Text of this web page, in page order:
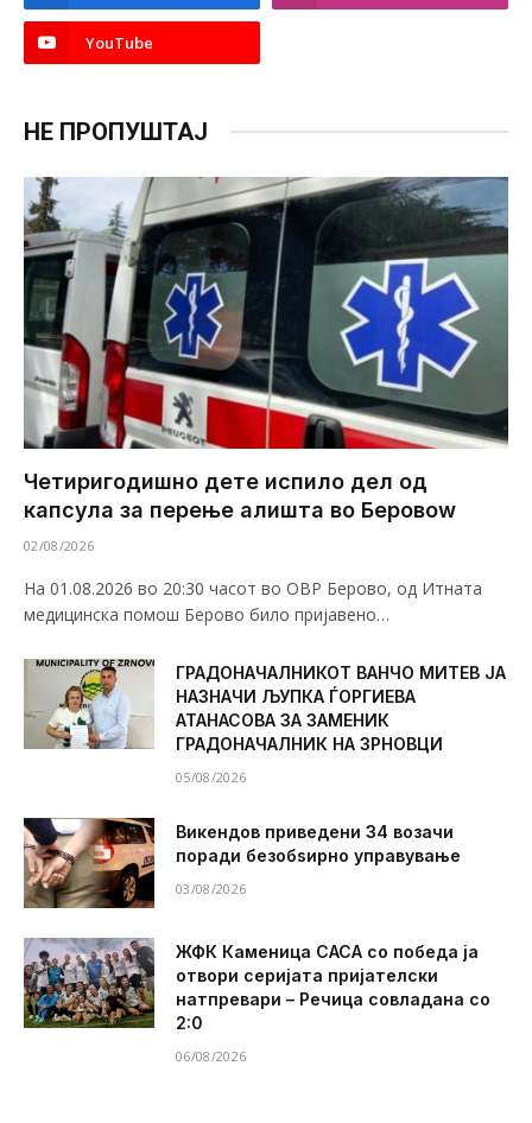
YouTube
НЕ ПРОПУШТАЈ
Четиригодишно дете испило дел од
капсула за перење алишта во Беровоw
02/08/2026
На 01.08.2026 во 20:30 часот во ОВР Берово, од Итната
медицинска помош Берово било пријавено…
ГРАДОНАЧАЛНИКОТ ВАНЧО МИТЕВ ЈА
НАЗНАЧИ ЉУПКА ЃОРГИЕВА
АТАНАСОВА ЗА ЗАМЕНИК
ГРАДОНАЧАЛНИК НА ЗРНОВЦИ
05/08/2026
Викендов приведени 34 возачи
поради безобѕирно управување
03/08/2026
ЖФК Каменица САСА со победа ја
отвори серијата пријателски
натпревари – Речица совладана со
2:0
06/08/2026